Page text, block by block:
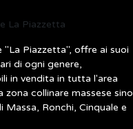
"La Piazzetta", offre ai suoi
di ogni genere,
in vendita in tutta l'area
zona collinare massese sino
Massa, Ronchi, Cinquale e